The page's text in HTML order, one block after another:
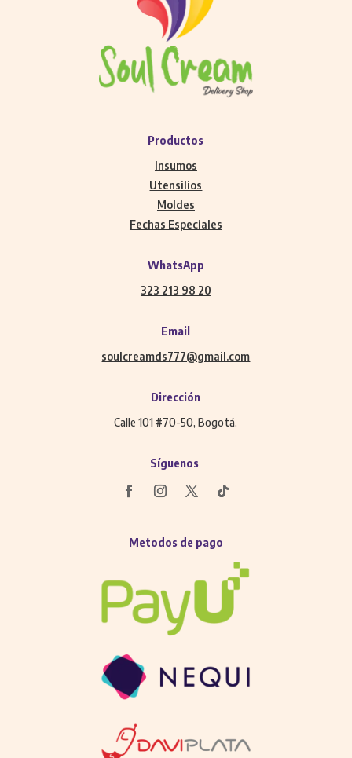
Productos
Insumos
Utensilios
Moldes
Fechas Especiales
WhatsApp
323 213 98 20
Email
soulcreamds777@gmail.com
Dirección
Calle 101 #70-50, Bogotá.
Síguenos
Metodos de pago